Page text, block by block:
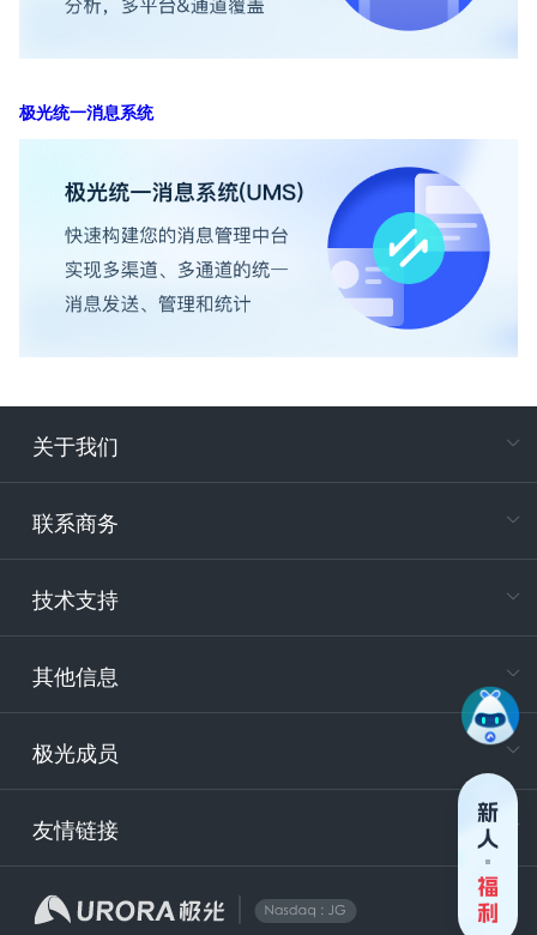
极光统一消息系统
关于我们
联系商务
技术支持
其他信息
极光成员
友情链接
电
400-
技
安
企